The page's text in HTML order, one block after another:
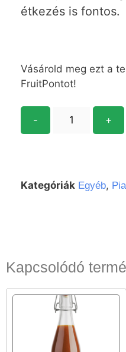
étkezés is fontos.
Vásárold meg ezt a
FruitPontot!
- +
Kategóriák Egyéb,
Kapcsolódó